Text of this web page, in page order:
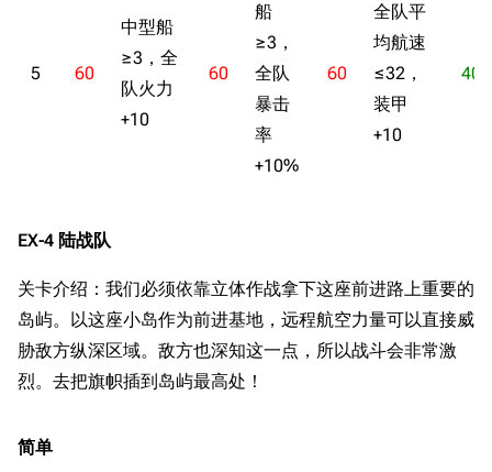
5 60
中型船
≥3，全
队火力
+10
60
船
≥3，
全队
暴击
率
+10%
60
全队平
均航速
≤32，
装甲
+10
40
EX-4 陆战队
关卡介绍：我们必须依靠立体作战拿下这座前进路上重要的
岛屿。以这座小岛作为前进基地，远程航空力量可以直接威
胁敌方纵深区域。敌方也深知这一点，所以战斗会非常激
烈。去把旗帜插到岛屿最高处！
简单